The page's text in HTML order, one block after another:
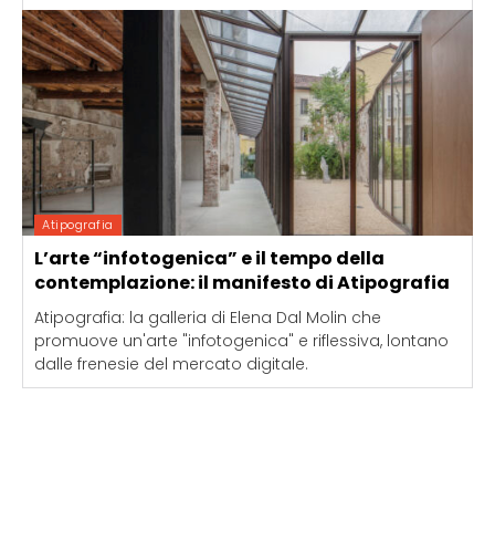
Atipografia
L’arte “infotogenica” e il tempo della
contemplazione: il manifesto di Atipografia
Atipografia: la galleria di Elena Dal Molin che
promuove un'arte "infotogenica" e riflessiva, lontano
dalle frenesie del mercato digitale.